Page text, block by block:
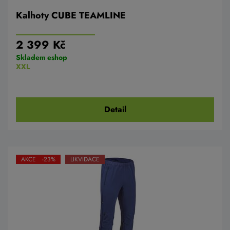
Kalhoty CUBE TEAMLINE
2 399 Kč
Skladem eshop
XXL
Detail
AKCE -23% LIKVIDACE